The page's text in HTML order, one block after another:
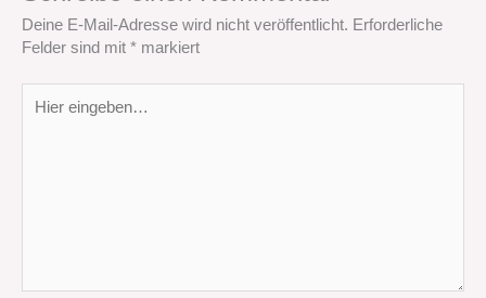
Deine E-Mail-Adresse wird nicht veröffentlicht. Erforderliche
Felder sind mit * markiert
eingeben…